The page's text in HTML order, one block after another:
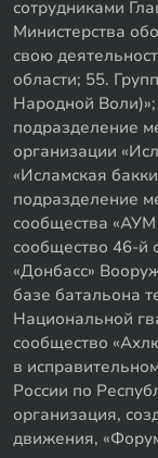
сотрудниками
Министерства
свою
области; 55.
Народной
подразделение
организации
«Исламская
подразделение
сообщества «АУМ
сообщество 46-й
«Донбасс»
базе батальона
Национальной
сообщество
в
России по
организация,
движения,